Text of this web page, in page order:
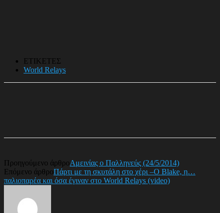
ΕΤΙΚΕΤΕΣ
World Relays
Προηγούμενο άρθροΑμεινίας ο Παλληνεύς (24/5/2014)
Επόμενο άρθροΠάρτι με τη σκυτάλη στο χέρι –Ο Blake, η…
παλιοπαρέα και όσα έγιναν στο World Relays (video)